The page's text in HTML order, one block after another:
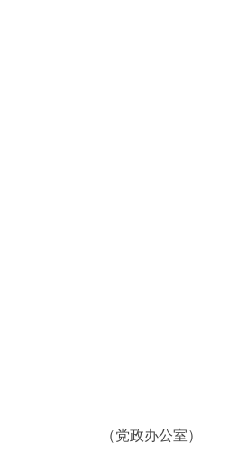
（党政办公室）